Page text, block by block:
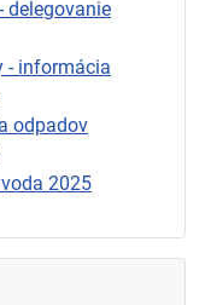
delegovanie
- informácia
odpadov
2025